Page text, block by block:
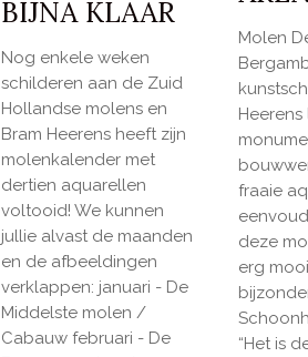
BIJNA KLAAR
Nog enkele weken
schilderen aan de Zuid
Hollandse molens en
Bram Heerens heeft zijn
molenkalender met
dertien aquarellen
voltooid! We kunnen
jullie alvast de maanden
en de afbeeldingen
verklappen: januari - De
Middelste molen /
Cabauw februari - De
Molen
fraaie
deze
erg
“Het is